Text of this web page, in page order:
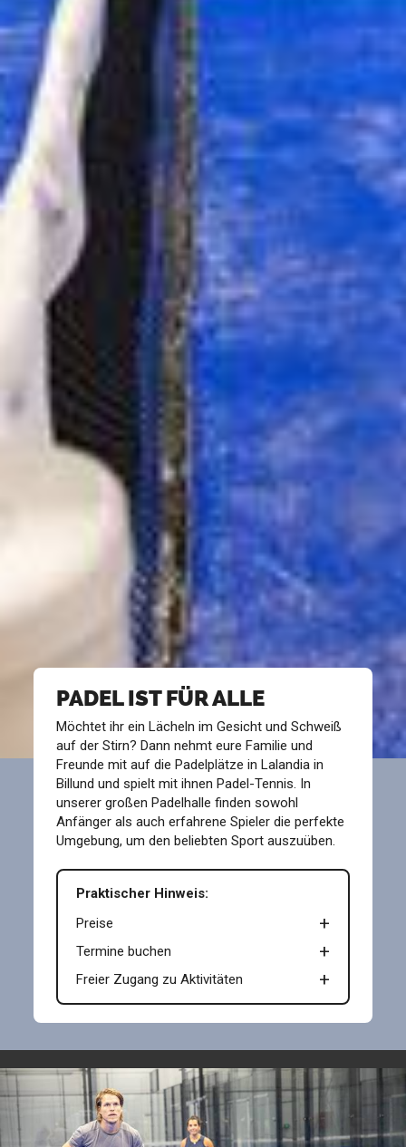
PADEL IST FÜR ALLE
Möchtet ihr ein Lächeln im Gesicht und Schweiß
auf der Stirn? Dann nehmt eure Familie und
Freunde mit auf die Padelplätze in Lalandia in
Billund und spielt mit ihnen Padel-Tennis. In
unserer großen Padelhalle finden sowohl
Anfänger als auch erfahrene Spieler die perfekte
Umgebung, um den beliebten Sport auszuüben.
Praktischer Hinweis:
Preise
Termine buchen
Freier Zugang zu Aktivitäten